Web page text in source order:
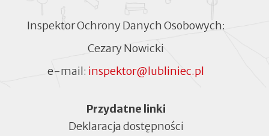
Inspektor Ochrony Danych Osobowych:
Cezary Nowicki
e-mail: inspektor@lubliniec.pl
MenuPrzydatne linki
Deklaracja dostępności